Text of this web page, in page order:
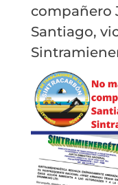
compañero
Santiago,